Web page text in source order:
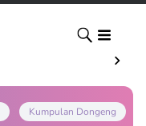
Kumpulan Dongeng